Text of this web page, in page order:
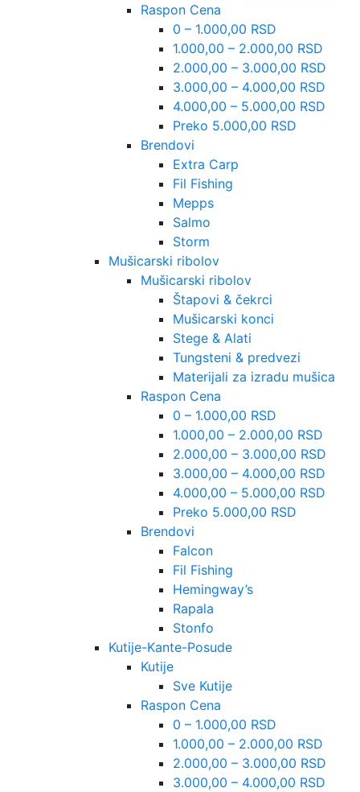
Raspon Cena
0 – 1.000,00 RSD
1.000,00 – 2.000,00 RSD
2.000,00 – 3.000,00 RSD
3.000,00 – 4.000,00 RSD
4.000,00 – 5.000,00 RSD
Preko 5.000,00 RSD
Brendovi
Extra Carp
Fil Fishing
Mepps
Salmo
Storm
Mušicarski ribolov
Mušicarski ribolov
Štapovi & čekrci
Mušicarski konci
Stege & Alati
Tungsteni & predvezi
Materijali za izradu mušica
Raspon Cena
0 – 1.000,00 RSD
1.000,00 – 2.000,00 RSD
2.000,00 – 3.000,00 RSD
3.000,00 – 4.000,00 RSD
4.000,00 – 5.000,00 RSD
Preko 5.000,00 RSD
Brendovi
Falcon
Fil Fishing
Hemingway’s
Rapala
Stonfo
Kutije-Kante-Posude
Kutije
Sve Kutije
Raspon Cena
0 – 1.000,00 RSD
1.000,00 – 2.000,00 RSD
2.000,00 – 3.000,00 RSD
3.000,00 – 4.000,00 RSD